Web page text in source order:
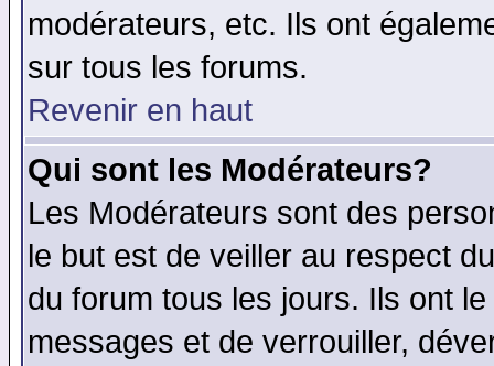
modérateurs, etc. Ils ont
sur tous les forums.
Revenir en haut
Qui sont les Modérateurs?
Les Modérateurs sont des
le but est de veiller au respect
du forum tous les jours. Ils ont
messages et de verrouiller,